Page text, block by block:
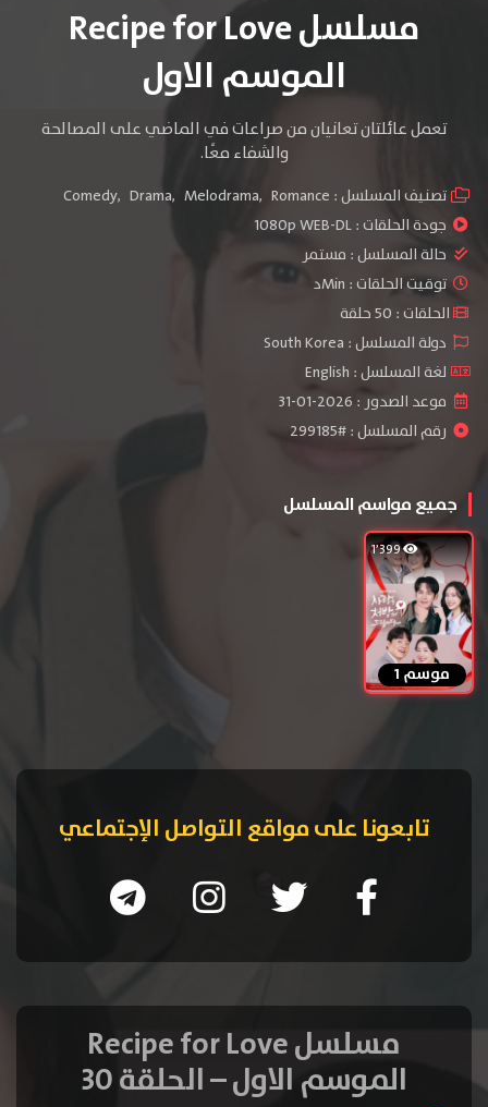
مسلسل Recipe for Love
الموسم الاول
تعمل عائلتان تعانيان من صراعات في الماضي على المصالحة
والشفاء معًا.
تصنيف المسلسل : Comedy, Drama, Melodrama, Romance
جودة الحلقات :1080p WEB-DL
حالة المسلسل : مستمر
توقيت الحلقات : Minد
الحلقات : 50 حلقة
دولة المسلسل : South Korea
لغة المسلسل : English
موعد الصدور : 2026-01-31
رقم المسلسل : #299185
جميع مواسم المسلسل
1٬399
موسم 1
تابعونا على مواقع التواصل الإجتماعي
مسلسل Recipe for Love
الموسم الاول – الحلقة 30